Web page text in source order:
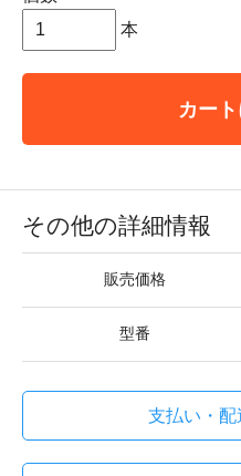
本
カー
その他の詳細情報
販売価格
型番
支払い・配